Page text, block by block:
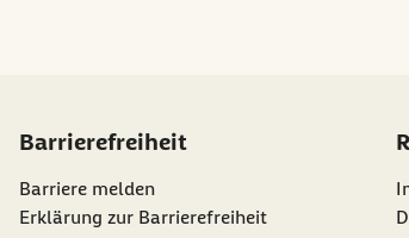
Barrierefreiheit
Barriere melden
Erklärung zur Barrierefreiheit